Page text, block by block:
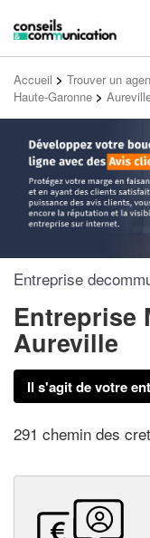
Accueil > Trouver un
Haute-Garonne >
Entreprise
Entreprise
Aureville
Il s'agit de votre
291 chemin des